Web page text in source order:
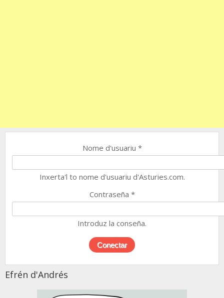
Nome d'usuariu *
Inxerta'l to nome d'usuariu d'Asturies.com.
Contraseña *
Introduz la conseña.
Efrén d'Andrés